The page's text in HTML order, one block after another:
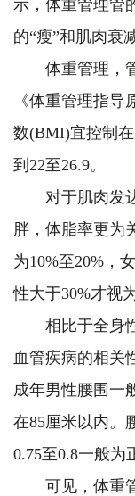
示，体重管理管
的“瘦”和肌肉衰
体重管理，管
《体重管理指
数(BMI)宜控制
到22至26.9。
对于肌肉发达
胖，体脂率更为
为10%至20%，
性大于30%才视
相比于全身性
血管疾病的相关
成年男性腰围一
在85厘米以内。
0.75至0.8一般为
可见，体重管